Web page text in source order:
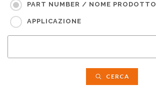
PART NUMBER / NOME PRODOTTO
APPLICAZIONE
CERCA